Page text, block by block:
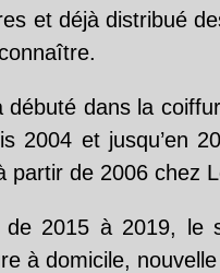
et déjà distribué
débuté dans la
2004 et jusqu’en
partir de 2006 chez
de 2015 à 2019, le
à domicile,